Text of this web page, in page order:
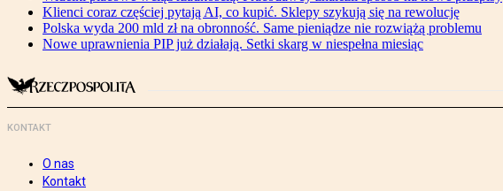
Klienci coraz częściej pytają AI, co kupić. Sklepy szykują się na rewolucję
Polska wyda 200 mld zł na obronność. Same pieniądze nie rozwiążą problemu
Nowe uprawnienia PIP już działają. Setki skarg w niespełna miesiąc
KONTAKT
O nas
Kontakt